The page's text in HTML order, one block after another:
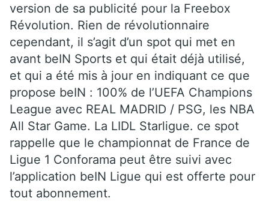
version de sa publicité pour la Freebox
Révolution. Rien de révolutionnaire
cependant, il s’agit d’un spot qui met en
avant beIN Sports et qui était déjà utilisé,
et qui a été mis à jour en indiquant ce que
propose beIN : 100% de l’UEFA Champions
League avec REAL MADRID / PSG, les NBA
All Star Game. La LIDL Starligue. ce spot
rappelle que le championnat de France de
Ligue 1 Conforama peut être suivi avec
l’application beIN Ligue qui est offerte pour
tout abonnement.